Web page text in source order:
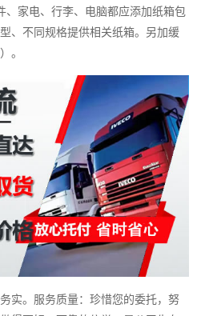
、家电、行李、电脑都应添加纸箱包
、不同规格提供相关纸箱。另加缓
。
实。服务质量：珍惜您的委托，努